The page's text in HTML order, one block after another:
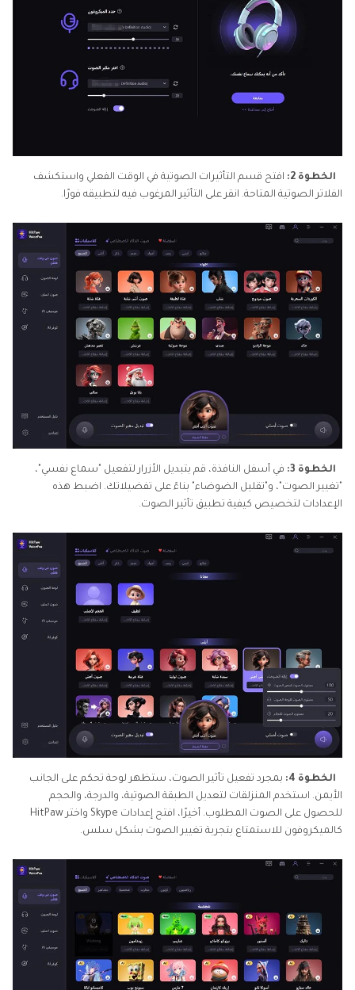
الخطوة 2:
افتح قسم التأثيرات الصوتية في الوقت الفعلي واستكشف
الفلاتر الصوتية المتاحة. انقر على التأثير المرغوب فيه لتطبيقه فورًا.
الخطوة 3:
في أسفل النافذة، قم بتبديل الأزرار لتفعيل "سماع نفسي"،
"تغيير الصوت"، و"تقليل الضوضاء" بناءً على تفضيلاتك. اضبط هذه
الإعدادات لتخصيص كيفية تطبيق تأثير الصوت.
الخطوة 4:
بمجرد تفعيل تأثير الصوت، ستظهر لوحة تحكم على الجانب
الأيمن. استخدم المنزلقات لتعديل الطبقة الصوتية، والدرجة، والحجم
للحصول على الصوت المطلوب. أخيرًا، افتح إعدادات Skype واختر HitPaw
كالميكروفون للاستمتاع بتجربة تغيير الصوت بشكل سلس.